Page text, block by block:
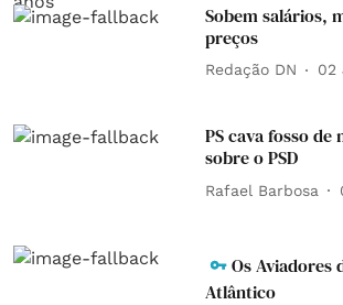
Sobem salários,
preços
Redação DN 02
PS cava fosso de
sobre o PSD
Rafael Barbosa
Os Aviadores
Atlântico